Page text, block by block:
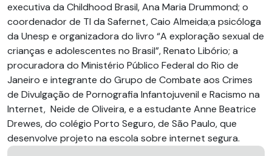
executiva da Childhood Brasil, Ana Maria Drummond; o
coordenador de TI da Safernet, Caio Almeida;a psicóloga
da Unesp e organizadora do livro “A exploração sexual de
crianças e adolescentes no Brasil”, Renato Libório; a
procuradora do Ministério Público Federal do Rio de
Janeiro e integrante do Grupo de Combate aos Crimes
de Divulgação de Pornografia Infantojuvenil e Racismo na
Internet, Neide de Oliveira, e a estudante Anne Beatrice
Drewes, do colégio Porto Seguro, de São Paulo, que
desenvolve projeto na escola sobre internet segura.